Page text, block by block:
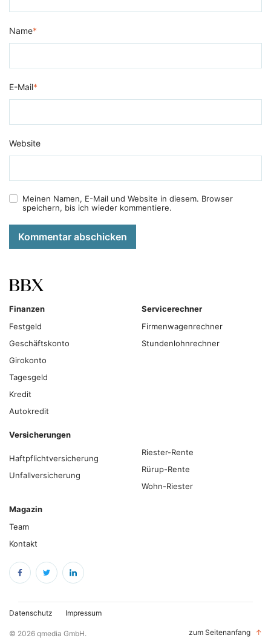
Name*
E-Mail*
Website
Meinen Namen, E-Mail und Website in diesem. Browser
speichern, bis ich wieder kommentiere.
Kommentar abschicken
Finanzen
Festgeld
Geschäftskonto
Girokonto
Tagesgeld
Kredit
Autokredit
Servicerechner
Firmenwagenrechner
Stundenlohnrechner
Versicherungen
Haftpflichtversicherung
Unfallversicherung
Riester-Rente
Rürup-Rente
Wohn-Riester
Magazin
Team
Kontakt
© 2026 qmedia GmbH.
Datenschutz Impressum
zum Seitenanfang ↑